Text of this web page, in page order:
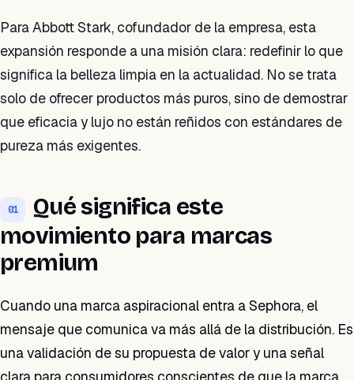
Para Abbott Stark, cofundador de la empresa, esta
expansión responde a una misión clara: redefinir lo que
significa la belleza limpia en la actualidad. No se trata
solo de ofrecer productos más puros, sino de demostrar
que eficacia y lujo no están reñidos con estándares de
pureza más exigentes.
01
Qué significa este
movimiento para marcas
premium
Cuando una marca aspiracional entra a Sephora, el
mensaje que comunica va más allá de la distribución. Es
una validación de su propuesta de valor y una señal